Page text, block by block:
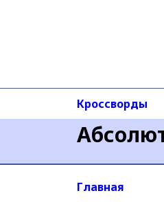
Кроссворды
Главная